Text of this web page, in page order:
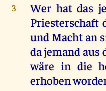
3
Wer hat das
Priesterschaft
und Macht an
da jemand aus
wäre in die
erhoben